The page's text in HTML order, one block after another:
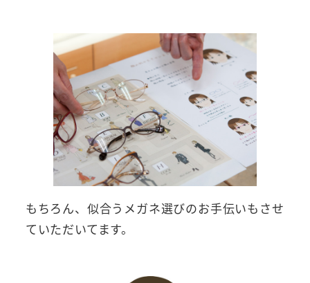
もちろん、似合うメガネ選びのお手伝いもさせ
ていただいてます。